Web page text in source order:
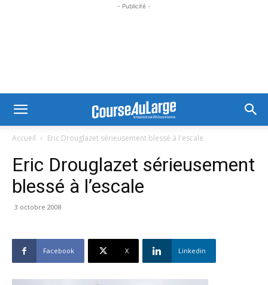
- Publicité -
Accueil Eric Drouglazet sérieusement blessé à l'escale
Eric Drouglazet sérieusement
blessé à l’escale
3 octobre 2008
Facebook X Linkedin